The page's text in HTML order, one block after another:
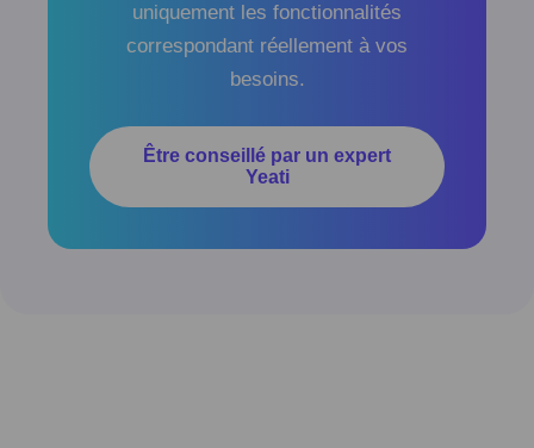
uniquement les fonctionnalités
correspondant réellement à vos
besoins.
Être conseillé par un expert
Yeati